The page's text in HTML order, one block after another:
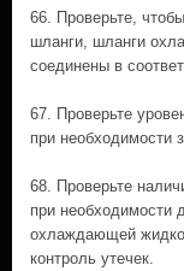
66. Проверьте,
шланги, шланги
соединены в
67. Проверьте
при необходимости
68. Проверьте
при необходимости
охлаждающей
контроль утечек.